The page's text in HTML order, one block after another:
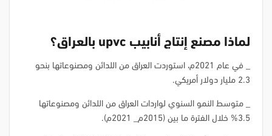
لماذا مصنع إنتاج أنابيب upvc بالعراق؟
_ في عام 2021م، استوردت العراق من اللدائن ومصنوعاتها بنحو
2.3 مليار دولار أمريكي.
_ متوسط النمو السنوي لواردات العراق من اللدائن ومصنوعاتها
3.5% خلال الفترة ما بين (2015م_ 2021م).